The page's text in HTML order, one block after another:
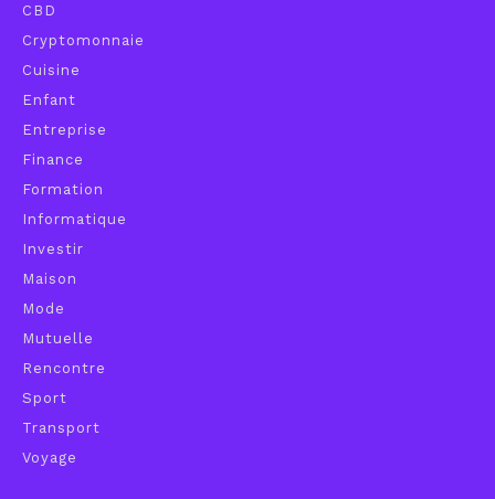
CBD
Cryptomonnaie
Cuisine
Enfant
Entreprise
Finance
Formation
Informatique
Investir
Maison
Mode
Mutuelle
Rencontre
Sport
Transport
Voyage